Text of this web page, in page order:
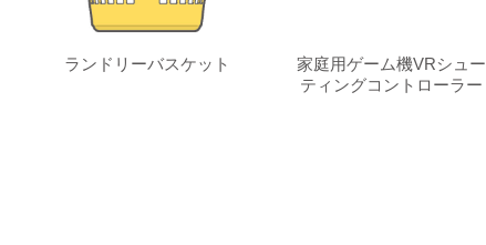
ランドリーバスケット
家庭用ゲーム機VRシュー
ティングコントローラー